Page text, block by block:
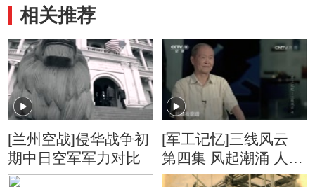
相关推荐
[兰州空战]侵华战争初
期中日空军军力对比
[军工记忆]三线风云
第四集 风起潮涌 人才
流失是“三线”军工单位